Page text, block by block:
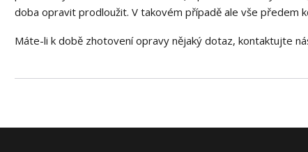
doba opravit prodloužit. V takovém případě ale vše předem
Máte-li k době zhotovení opravy nějaký dotaz, kontaktujte